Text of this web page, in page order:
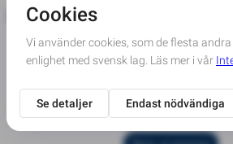
Dödsannons
Införd i tidning
Eskilstuna-Kuriren
tidning
2026-05-09